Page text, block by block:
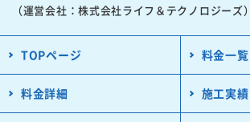
（運営会社：株式会社ライフ＆テクノロジーズ）
TOPページ 料金一覧
料金詳細 施工実績